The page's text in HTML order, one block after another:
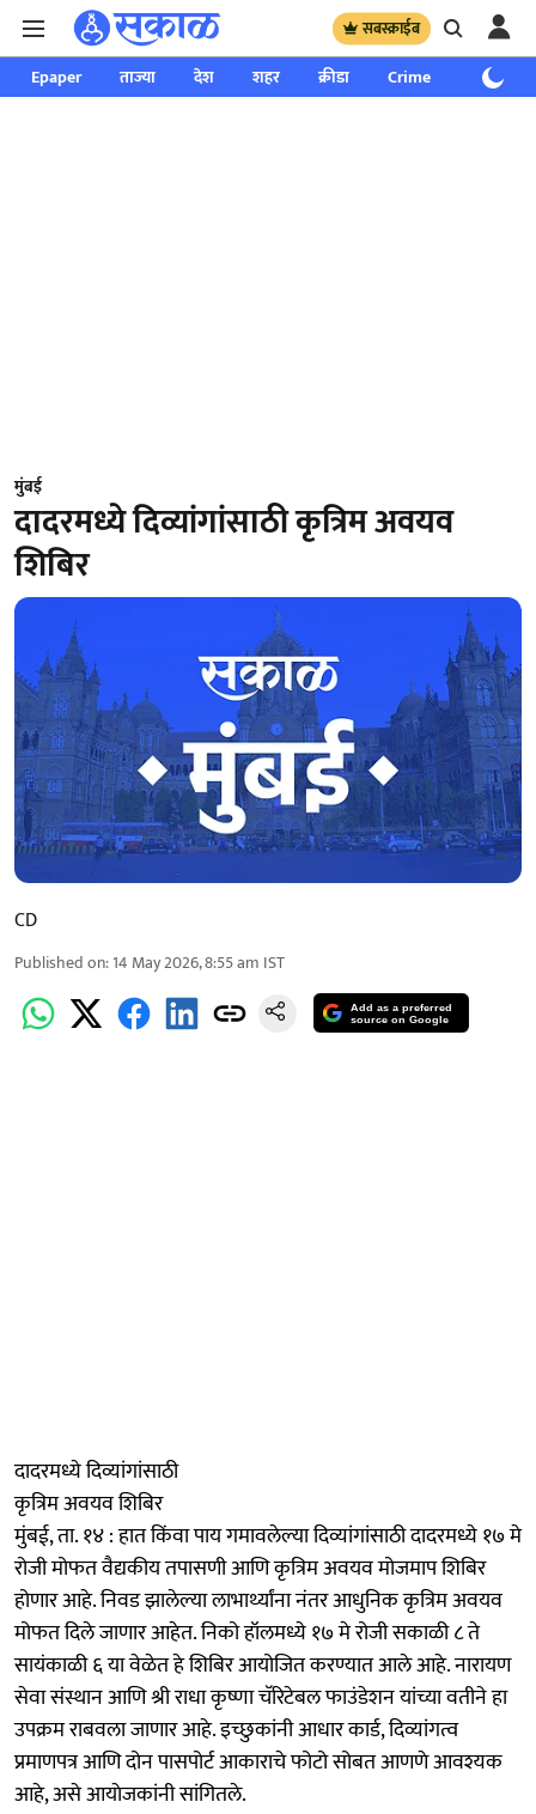
सबस्क्राईब
Epaper ताज्या देश शहर क्रीडा Crime साप्ताहिक
मुंबई
दादरमध्ये दिव्यांगांसाठी कृत्रिम अवयव
शिबिर
CD
Published on:14 May 2026, 8:55 am IST
Add as a preferred
source on Google
दादरमध्ये दिव्यांगांसाठी
कृत्रिम अवयव शिबिर
मुंबई, ता. १४ : हात किंवा पाय गमावलेल्या दिव्यांगांसाठी दादरमध्ये १७ मे
रोजी मोफत वैद्यकीय तपासणी आणि कृत्रिम अवयव मोजमाप शिबिर
होणार आहे. निवड झालेल्या लाभार्थ्यांना नंतर आधुनिक कृत्रिम अवयव
मोफत दिले जाणार आहेत. निको हॉलमध्ये १७ मे रोजी सकाळी ८ ते
सायंकाळी ६ या वेळेत हे शिबिर आयोजित करण्यात आले आहे. नारायण
सेवा संस्थान आणि श्री राधा कृष्णा चॅरिटेबल फाउंडेशन यांच्या वतीने हा
उपक्रम राबवला जाणार आहे. इच्छुकांनी आधार कार्ड, दिव्यांगत्व
प्रमाणपत्र आणि दोन पासपोर्ट आकाराचे फोटो सोबत आणणे आवश्यक
आहे, असे आयाेजकांनी सांगितले.